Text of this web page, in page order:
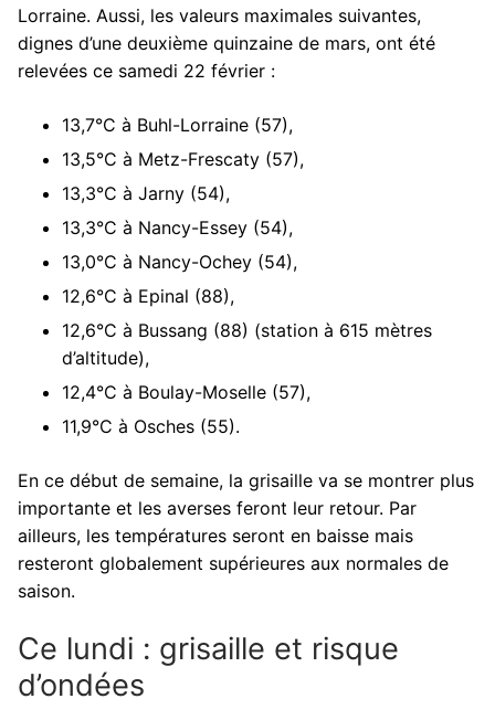
Lorraine. Aussi, les valeurs maximales suivantes,
dignes d’une deuxième quinzaine de mars, ont été
relevées ce samedi 22 février :
13,7°C à Buhl-Lorraine (57),
13,5°C à Metz-Frescaty (57),
13,3°C à Jarny (54),
13,3°C à Nancy-Essey (54),
13,0°C à Nancy-Ochey (54),
12,6°C à Epinal (88),
12,6°C à Bussang (88) (station à 615 mètres
d’altitude),
12,4°C à Boulay-Moselle (57),
11,9°C à Osches (55).
En ce début de semaine, la grisaille va se montrer plus
importante et les averses feront leur retour. Par
ailleurs, les températures seront en baisse mais
resteront globalement supérieures aux normales de
saison.
Ce lundi : grisaille et risque
d’ondées